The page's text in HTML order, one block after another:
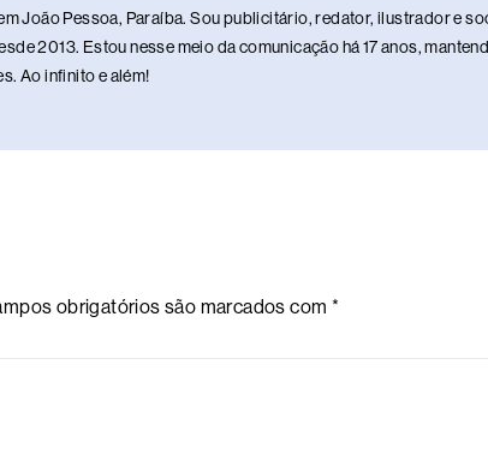
João Pessoa, Paraíba. Sou publicitário, redator, ilustrador e
2013. Estou nesse meio da comunicação há 17 anos,
Ao infinito e além!
obrigatórios são marcados com *